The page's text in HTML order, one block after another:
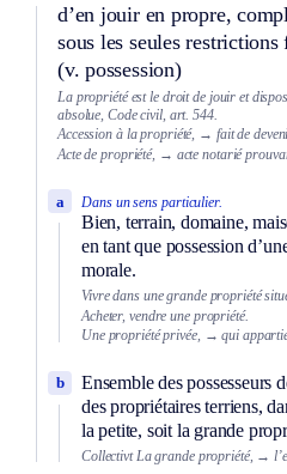
d’en jouir en propre,
sous les seules
(v. possession)
La propriété est le droit de jouir et
absolue, Code civil, art. 544.
Accession à la propriété, → fait de
Acte de propriété, → acte notarié
Dans un sens particulier.
Bien, terrain, domaine,
en tant que possession
morale.
a
Vivre dans une grande propriété
Acheter, vendre une propriété.
Une propriété privée, → qui
Ensemble des possesseurs
des propriétaires terriens,
la petite, soit la grande
b
Collectivt La grande propriété, →